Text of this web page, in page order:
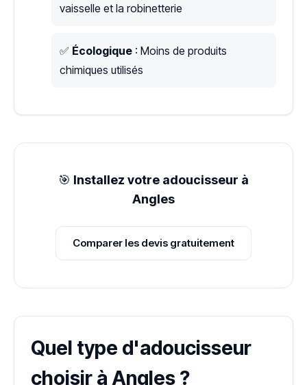
vaisselle et la robinetterie
✅ Écologique : Moins de produits
chimiques utilisés
🎯 Installez votre adoucisseur à
Angles
Comparer les devis gratuitement
Quel type d'adoucisseur
choisir à Angles ?